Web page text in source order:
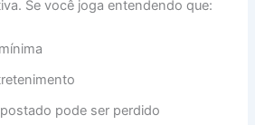
Se você joga entendendo que:
pode ser perdido